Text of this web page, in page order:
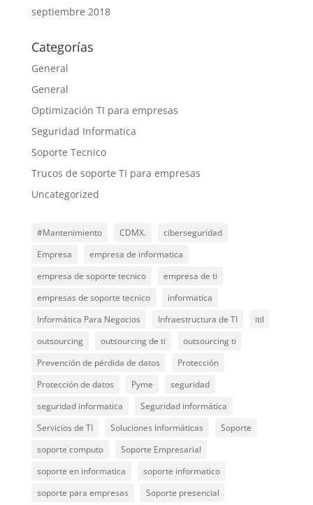
septiembre 2018
Categorías
General
General
Optimización TI para empresas
Seguridad Informatica
Soporte Tecnico
Trucos de soporte TI para empresas
Uncategorized
#Mantenimiento CDMX.
ciberseguridad
Empresa
empresa de informatica
empresa de soporte tecnico
empresa de ti
empresas de soporte tecnico
informatica
Informática Para Negocios
Infraestructura de TI
itil
outsourcing
outsourcing de ti
outsourcing ti
Prevención de pérdida de datos
Protección
Protección de datos
Pyme
seguridad
seguridad informatica
Seguridad informática
Servicios de TI
Soluciones Informáticas
Soporte
soporte computo
Soporte Empresarial
soporte en informatica
soporte informatico
soporte para empresas
Soporte presencial